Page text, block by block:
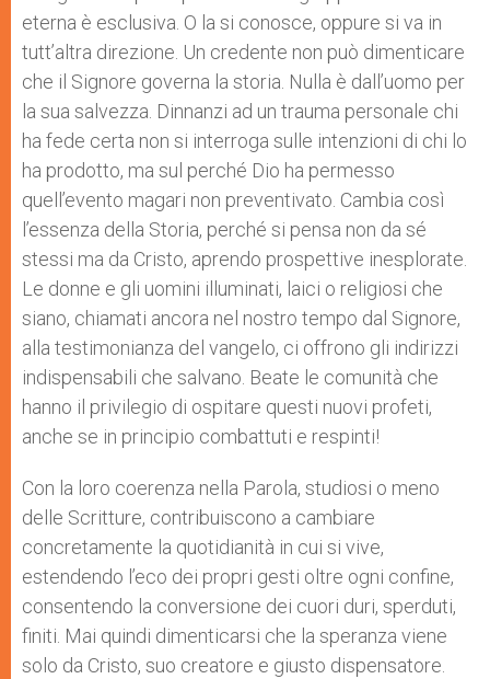
eterna è esclusiva. O la si conosce, oppure si va in
tutt’altra direzione. Un credente non può dimenticare
che il Signore governa la storia. Nulla è dall’uomo per
la sua salvezza. Dinnanzi ad un trauma personale chi
ha fede certa non si interroga sulle intenzioni di chi lo
ha prodotto, ma sul perché Dio ha permesso
quell’evento magari non preventivato. Cambia così
l’essenza della Storia, perché si pensa non da sé
stessi ma da Cristo, aprendo prospettive inesplorate.
Le donne e gli uomini illuminati, laici o religiosi che
siano, chiamati ancora nel nostro tempo dal Signore,
alla testimonianza del vangelo, ci offrono gli indirizzi
indispensabili che salvano. Beate le comunità che
hanno il privilegio di ospitare questi nuovi profeti,
anche se in principio combattuti e respinti!
Con la loro coerenza nella Parola, studiosi o meno
delle Scritture, contribuiscono a cambiare
concretamente la quotidianità in cui si vive,
estendendo l’eco dei propri gesti oltre ogni confine,
consentendo la conversione dei cuori duri, sperduti,
finiti. Mai quindi dimenticarsi che la speranza viene
solo da Cristo, suo creatore e giusto dispensatore.